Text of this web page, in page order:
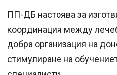
ПП-ДБ настоява за
координация между
добра организация на
стимулиране на